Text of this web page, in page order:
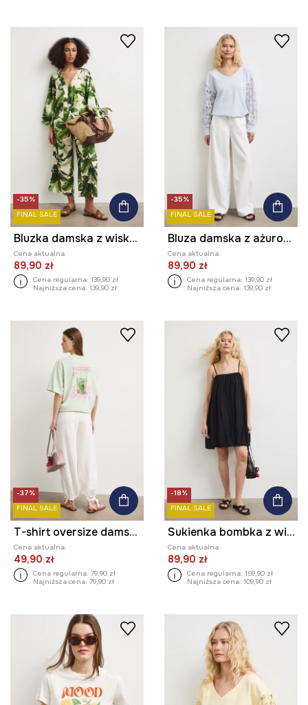
-35%
FINAL SALE
Bluzka damska z wiskozy
Cena aktualna:
89,90 zł
Cena regularna: 139,90 zł
Najniższa cena: 139,90 zł
-35%
FINAL SALE
Bluza damska z ażurowymi wstawkami
Cena aktualna:
89,90 zł
Cena regularna: 139,90 zł
Najniższa cena: 139,90 zł
-37%
FINAL SALE
T-shirt oversize damski bawełniany
Cena aktualna:
49,90 zł
Cena regularna: 79,90 zł
Najniższa cena: 79,90 zł
-18%
FINAL SALE
Sukienka bombka z wiskozą gładka
Cena aktualna:
89,90 zł
Cena regularna: 159,90 zł
Najniższa cena: 109,90 zł